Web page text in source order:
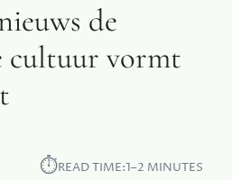
de
cultuur vormt
⏱︎READ TIME:1–2 MINUTES